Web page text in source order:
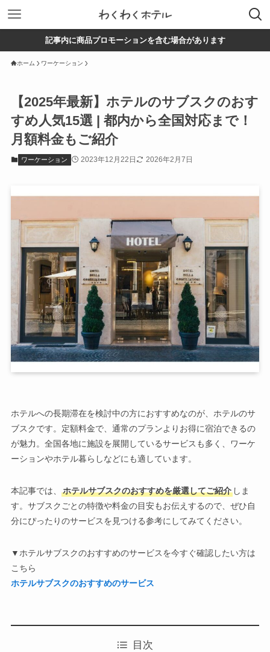
記事内に商品プロモーションを含む場合があります
ホーム ワーケーション
【2025年最新】ホテルのサブスクのおす
すめ人気15選 | 都内から全国対応まで！
月額料金もご紹介
ワーケーション 2023年12月22日 2026年2月7日
ホテルへの長期滞在を検討中の方におすすめなのが、ホテルのサ
ブスクです。定額料金で、通常のプランよりお得に宿泊できるの
が魅力。全国各地に施設を展開しているサービスも多く、ワーケ
ーションやホテル暮らしなどにも適しています。
本記事では、 ホテルサブスクのおすすめを厳選してご紹介しま
す。サブスクごとの特徴や料金の目安もお伝えするので、ぜひ自
分にぴったりのサービスを見つける参考にしてみてください。
▼ホテルサブスクのおすすめのサービスを今すぐ確認したい方は
こちら
ホテルサブスクのおすすめのサービス
目次